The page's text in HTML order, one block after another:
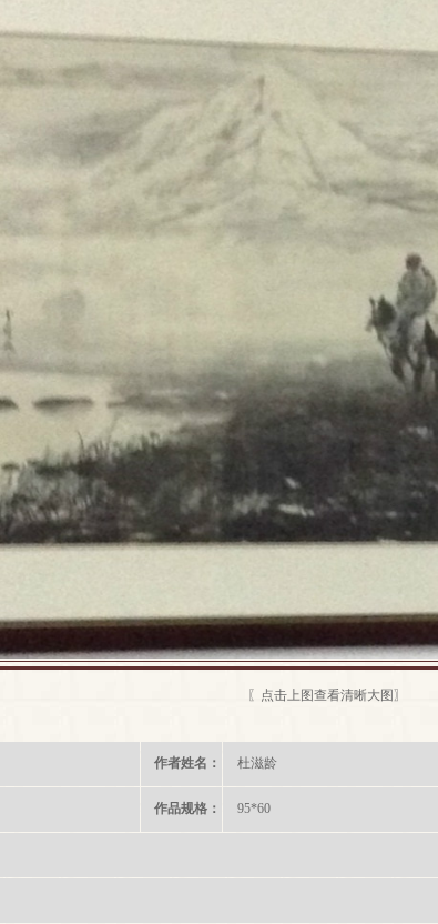
〖点击上图查看清晰大图〗
作者姓名： 杜滋龄
作品规格： 95*60